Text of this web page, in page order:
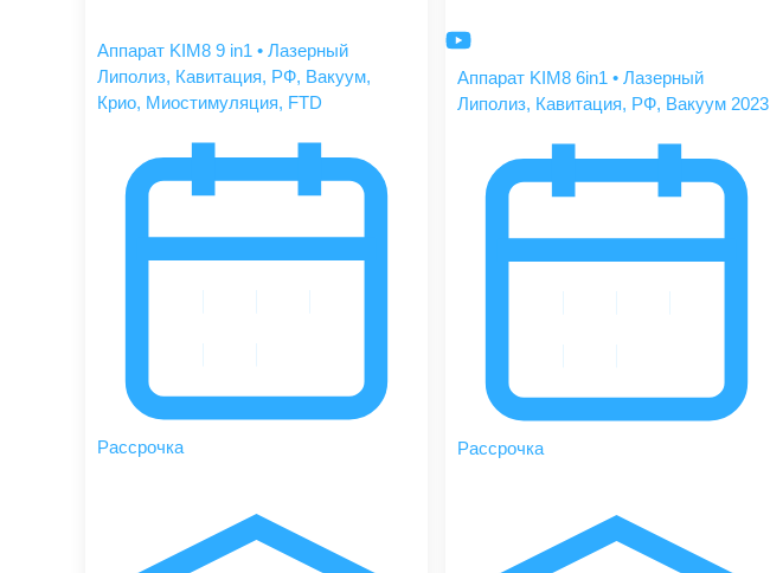
Аппарат KIM8 9 in1 • Лазерный
Липолиз, Кавитация, РФ, Вакуум,
Крио, Миостимуляция, FTD
Рассрочка
Аппарат KIM8 6in1 • Лазерный
Липолиз, Кавитация, РФ, Вакуум 2023
Рассрочка